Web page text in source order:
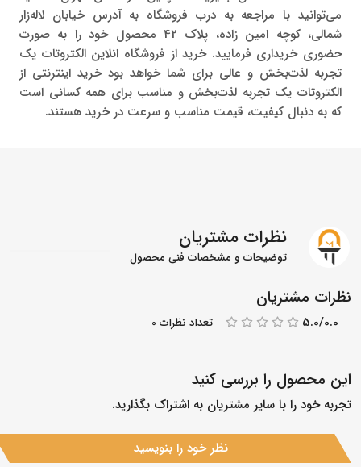
می‌توانید با مراجعه به درب فروشگاه به آدرس خیابان لاله‌زار
شمالی، کوچه امین زاده، پلاک 42 محصول خود را به صورت
حضوری خریداری فرمایید. خرید از فروشگاه انلاین الکتروتات یک
تجربه لذت‌بخش و عالی برای شما خواهد بود خرید اینترنتی از
الکتروتات یک تجربه لذت‌بخش و مناسب برای همه کسانی است
که به دنبال کیفیت، قیمت مناسب و سرعت در خرید هستند.
نظرات مشتریان
توضیحات و مشخصات فنی محصول
نظرات مشتریان
5.0/0.0 تعداد نظرات 0
این محصول را بررسی کنید
تجربه خود را با سایر مشتریان به اشتراک بگذارید.
نظر خود را بنویسید